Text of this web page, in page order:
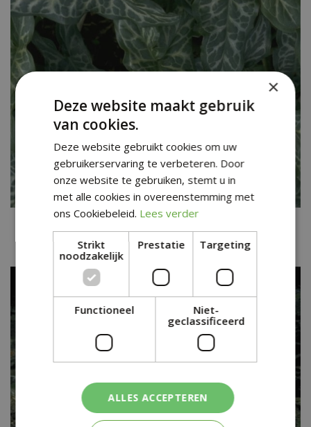
Italiaanse aronskelk
Arum italicum 'Marmoratum'
×
Deze website maakt gebruik
van cookies.
Deze website gebruikt cookies om uw
gebruikerservaring te verbeteren. Door
onze website te gebruiken, stemt u in
met alle cookies in overeenstemming met
ons Cookiebeleid. Lees verder
Strikt
noodzakelijk
Prestatie Targeting
Functioneel
Niet-
geclassificeerd
ALLES ACCEPTEREN